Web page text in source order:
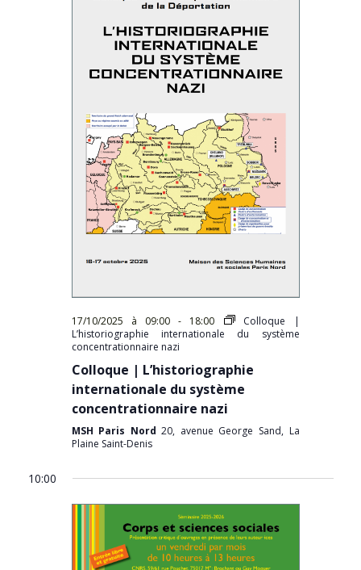
17/10/2025 à 09:00- 18:00
Colloque |
L’historiographie internationale du système
concentrationnaire nazi
Colloque | L’historiographie
internationale du système
concentrationnaire nazi
MSH Paris Nord20, avenue George Sand, La
Plaine Saint-Denis
10:00